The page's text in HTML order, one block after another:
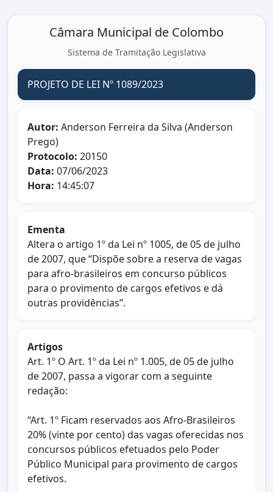
Câmara Municipal de Colombo
Sistema de Tramitação Legislativa
PROJETO DE LEI Nº 1089/2023
Autor: Anderson Ferreira da Silva (Anderson
Prego)
Protocolo: 20150
Data: 07/06/2023
Hora: 14:45:07
Ementa
Altera o artigo 1º da Lei nº 1005, de 05 de julho
de 2007, que “Dispõe sobre a reserva de vagas
para afro-brasileiros em concurso públicos
para o provimento de cargos efetivos e dá
outras providências”.
Artigos
Art. 1º O Art. 1º da Lei nº 1.005, de 05 de julho
de 2007, passa a vigorar com a seguinte
redação:
“Art. 1º Ficam reservados aos Afro-Brasileiros
20% (vinte por cento) das vagas oferecidas nos
concursos públicos efetuados pelo Poder
Público Municipal para provimento de cargos
efetivos.